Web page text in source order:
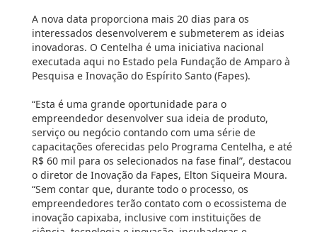
A nova data proporciona mais 20 dias para os
interessados desenvolverem e submeterem as ideias
inovadoras. O Centelha é uma iniciativa nacional
executada aqui no Estado pela Fundação de Amparo à
Pesquisa e Inovação do Espírito Santo (Fapes).
“Esta é uma grande oportunidade para o
empreendedor desenvolver sua ideia de produto,
serviço ou negócio contando com uma série de
capacitações oferecidas pelo Programa Centelha, e até
R$ 60 mil para os selecionados na fase final”, destacou
o diretor de Inovação da Fapes, Elton Siqueira Moura.
“Sem contar que, durante todo o processo, os
empreendedores terão contato com o ecossistema de
inovação capixaba, inclusive com instituições de